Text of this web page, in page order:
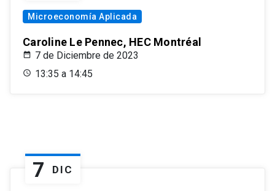
Microeconomía Aplicada
Caroline Le Pennec, HEC Montréal
7 de Diciembre de 2023
13:35 a 14:45
7 DIC